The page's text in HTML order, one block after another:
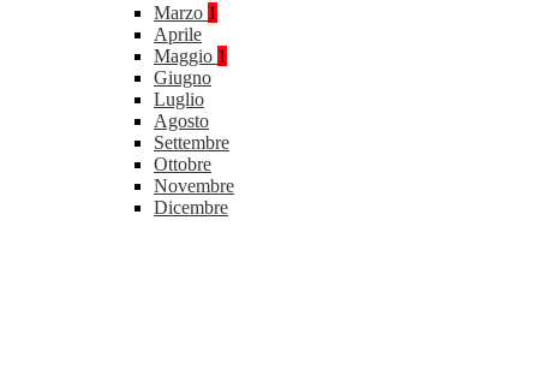
Marzo 1
Aprile
Maggio 1
Giugno
Luglio
Agosto
Settembre
Ottobre
Novembre
Dicembre